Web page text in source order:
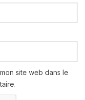
site web dans le